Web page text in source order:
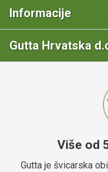
Informacije
Gutta Hrvatska
Više od
Gutta je švicarska